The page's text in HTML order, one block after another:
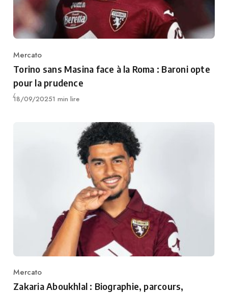
Category
Mercato
Torino sans Masina face à la Roma : Baroni opte
pour la prudence
Publié
18/09/20251 min lire
Category
Mercato
Zakaria Aboukhlal : Biographie, parcours,